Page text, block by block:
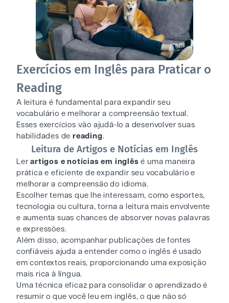
Exercícios em Inglês para Praticar o
Reading
A leitura é fundamental para expandir seu
vocabulário e melhorar a compreensão textual.
Esses exercícios vão ajudá-lo a desenvolver suas
habilidades dereading.
Leitura de Artigos e Notícias em Inglês
Lerartigos e notícias em inglês é uma maneira
prática e eficiente de expandir seu vocabulário e
melhorar a compreensão do idioma.
Escolher temas que lhe interessam, como esportes,
tecnologia ou cultura, torna a leitura mais envolvente
e aumenta suas chances de absorver novas palavras
e expressões.
Além disso, acompanhar publicações de fontes
confiáveis ajuda a entender como o inglês é usado
em contextos reais, proporcionando uma exposição
mais rica à língua.
Uma técnica eficaz para consolidar o aprendizado é
resumir o que você leu em inglês, o que não só